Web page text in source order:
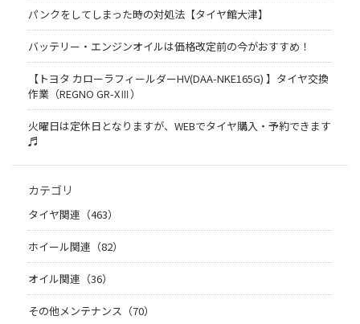
パンクをしてしまった時の対処法【タイヤ館大津】
バッテリー・エンジンオイルは価格改定前の今がおすすめ！
【トヨタ カローラフィールダーHV(DAA-NKE165G) 】タイヤ交換
作業（REGNO GR-XⅢ）
火曜日は定休日となりますが、WEBでタイヤ購入・予約できます
♬
カテゴリ
タイヤ関連（463）
ホイール関連（82）
オイル関連（36）
その他メンテナンス（70）